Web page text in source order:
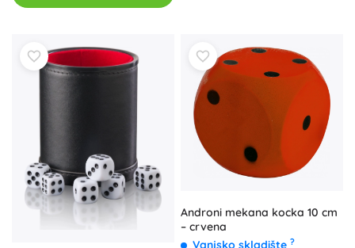
Androni mekana kocka 10 cm
– crvena
Vanjsko skladište ?